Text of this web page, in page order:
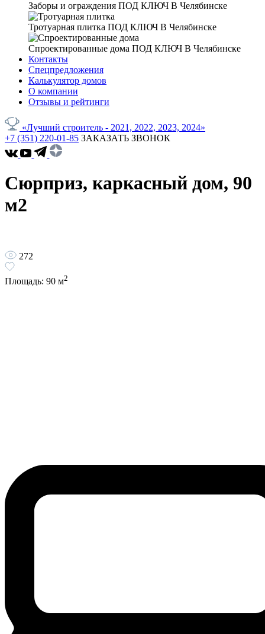
Заборы и ограждения ПОД КЛЮЧ В Челябинске
Тротуарная плитка ПОД КЛЮЧ В Челябинске
Спроектированные дома ПОД КЛЮЧ В Челябинске
Контакты
Спецпредложения
Калькулятор домов
О компании
Отзывы и рейтинги
«Лучший строитель - 2021, 2022, 2023, 2024»
+7 (351) 220-01-85 ЗАКАЗАТЬ ЗВОНОК
Сюрприз, каркасный дом, 90
м2
272
Площадь: 90 м2